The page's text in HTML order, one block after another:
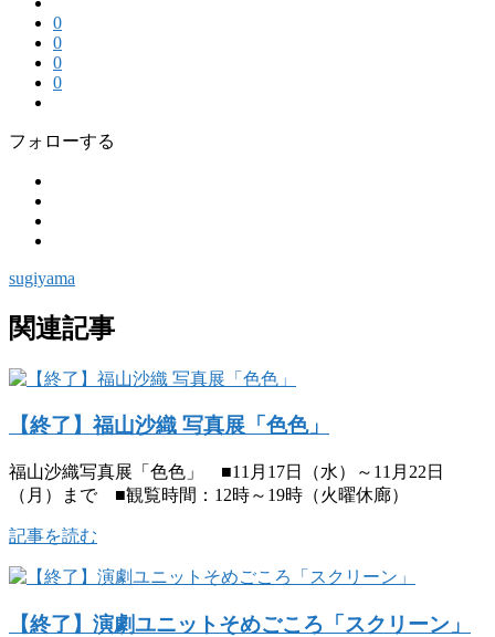
0
0
0
0
フォローする
sugiyama
関連記事
【終了】福山沙織 写真展「色色」
福山沙織写真展「色色」 ■11月17日（水）～11月22日
（月）まで ■観覧時間：12時～19時（火曜休廊）
記事を読む
【終了】演劇ユニットそめごころ「スクリーン」